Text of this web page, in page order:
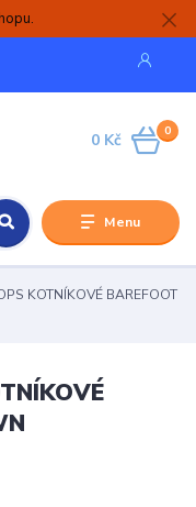
Menu
0
0 Kč
KOTNÍKOVÉ BAREFOOT